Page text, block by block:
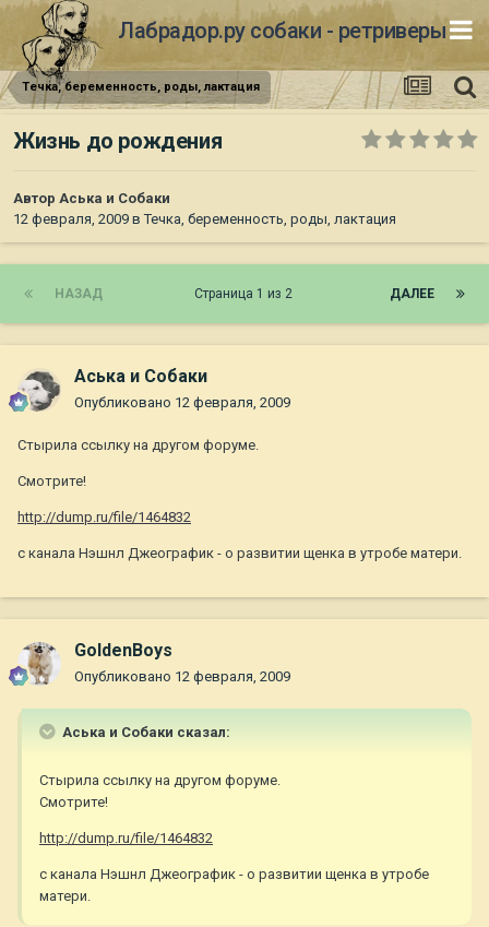
Лабрадор.ру собаки - ретриверы
Течка, беременность, роды, лактация
Жизнь до рождения
Автор Аська и Собаки
12 февраля, 2009 вТечка, беременность, роды, лактация
НАЗАД ДАЛЕЕ
Страница 1 из 2
Аська и Собаки
Опубликовано 12 февраля, 2009
Стырила ссылку на другом форуме.
Смотрите!
http://dump.ru/file/1464832
с канала Нэшнл Джеографик - о развитии щенка в утробе матери.
GoldenBoys
Опубликовано 12 февраля, 2009
Аська и Собаки сказал:
Стырила ссылку на другом форуме.
Смотрите!
http://dump.ru/file/1464832
с канала Нэшнл Джеографик - о развитии щенка в утробе
матери.